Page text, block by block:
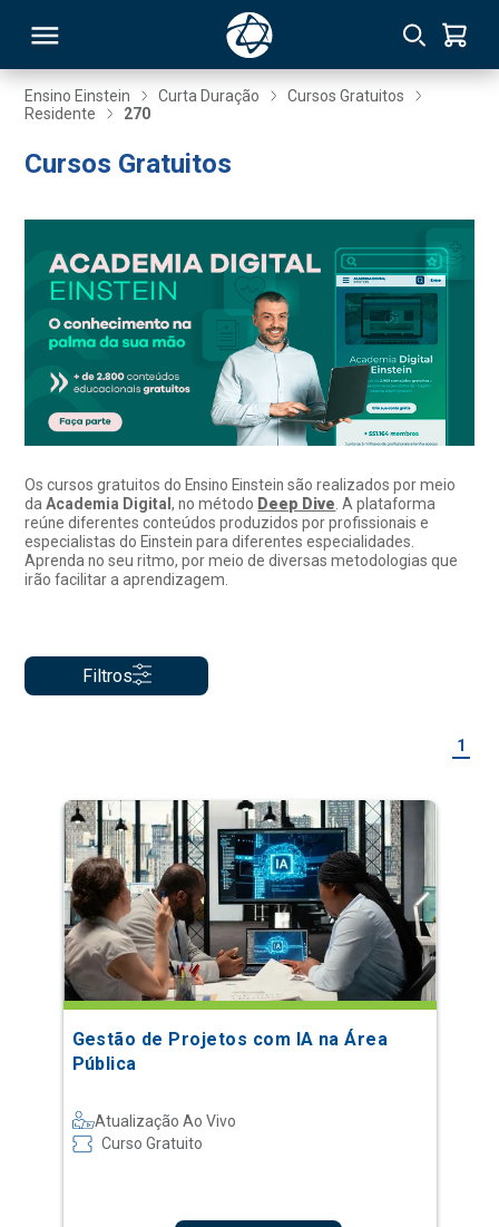
Ensino Einstein Curta Duração
Cursos Gratuitos
Residente
270
Cursos Gratuitos
Os cursos gratuitos do Ensino Einstein são realizados por meio
daAcademia Digital, no método Deep Dive. A plataforma
reúne diferentes conteúdos produzidos por profissionais e
especialistas do Einstein para diferentes especialidades.
Aprenda no seu ritmo, por meio de diversas metodologias que
irão facilitar a aprendizagem.
Filtros
1
Gestão de Projetos com IA na Área
Pública
Atualização Ao Vivo
Curso Gratuito